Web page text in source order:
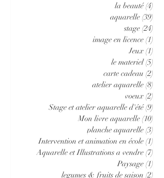
la beauté (4)
aquarelle (39)
stage (24)
image en licence (1)
Jeux (1)
le materiel (5)
carte cadeau (2)
atelier aquarelle (8)
voeux (2)
Stage et atelier aquarelle d'été (9)
Mon livre aquarelle (10)
planche aquarelle (3)
Intervention et animation en école (1)
Aquarelle et Illustrations a vendre (7)
Paysage (1)
legumes & fruits de saison (2)